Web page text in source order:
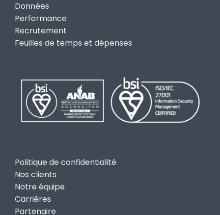
Données
Performance
Recrutement
Feuilles de temps et dépenses
Politique de confidentialité
Nos clients
Notre équipe
Carrières
Partenaire